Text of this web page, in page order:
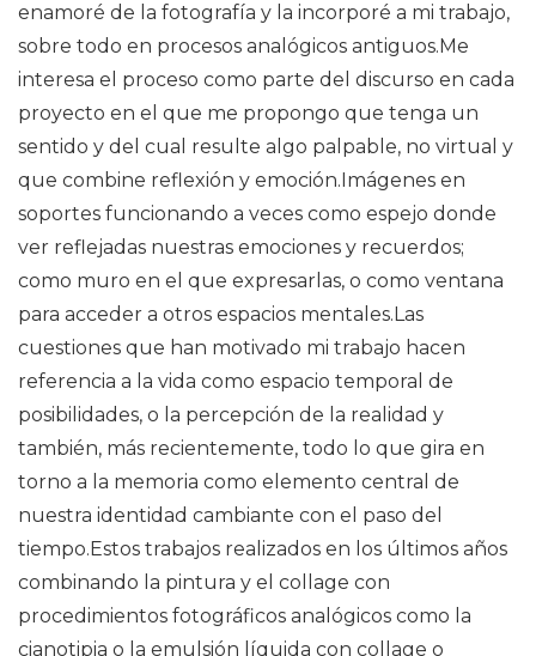
enamoré de la fotografía y la incorporé a mi trabajo,
sobre todo en procesos analógicos antiguos.Me
interesa el proceso como parte del discurso en cada
proyecto en el que me propongo que tenga un
sentido y del cual resulte algo palpable, no virtual y
que combine reflexión y emoción.Imágenes en
soportes funcionando a veces como espejo donde
ver reflejadas nuestras emociones y recuerdos;
como muro en el que expresarlas, o como ventana
para acceder a otros espacios mentales.Las
cuestiones que han motivado mi trabajo hacen
referencia a la vida como espacio temporal de
posibilidades, o la percepción de la realidad y
también, más recientemente, todo lo que gira en
torno a la memoria como elemento central de
nuestra identidad cambiante con el paso del
tiempo.Estos trabajos realizados en los últimos años
combinando la pintura y el collage con
procedimientos fotográficos analógicos como la
cianotipia o la emulsión líquida con collage o